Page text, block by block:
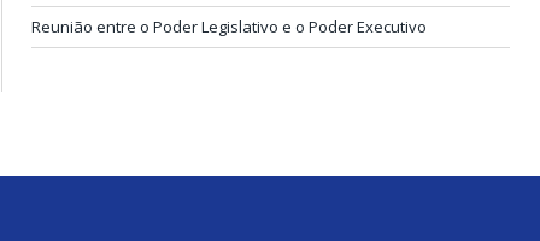
Reunião entre o Poder Legislativo e o Poder Executivo